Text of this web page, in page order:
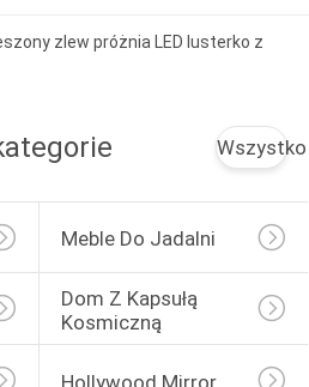
zlew próżnia LED lusterko z
Wszystko
Meble Do Jadalni
Dom Z Kapsułą
Kosmiczną
Hollywood Mirror